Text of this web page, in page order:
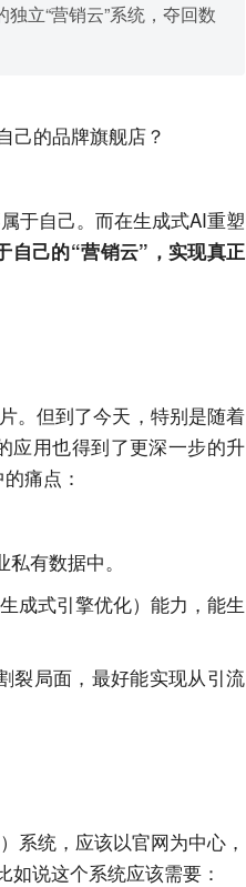
立“营销云”系统，夺回数
己的品牌旗舰店？
于自己。而在生成式AI重塑
自己的“营销云”，实现真正
。但到了今天，特别是随着
应用也得到了更深一步的升
痛点：
有数据中。
成式引擎优化）能力，能生
裂局面，最好能实现从引流
系统，应该以官网为中心，
如说这个系统应该需要：